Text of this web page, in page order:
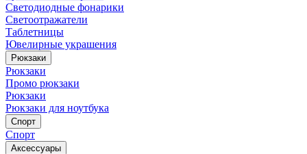
Светодиодные фонарики
Светоотражатели
Таблетницы
Ювелирные украшения
Рюкзаки
Рюкзаки
Промо рюкзаки
Рюкзаки
Рюкзаки для ноутбука
Спорт
Спорт
Аксессуары